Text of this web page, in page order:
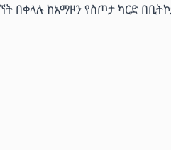
በቀላሉ ከአማዞን የስጦታ ካርድ